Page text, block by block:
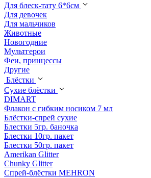
Для блеск-тату 6*6см
Для девочек
Для мальчиков
Животные
Новогодние
Мультгерои
Феи, принцессы
Другие
Блёстки
Сухие блёстки
DIMART
Флакон с гибким носиком 7 мл
Блёстки-спрей сухие
Блестки 5гр. баночка
Блестки 10гр. пакет
Блестки 50гр. пакет
Amerikan Glitter
Chunky Glitter
Спрей-блёстки MEHRON